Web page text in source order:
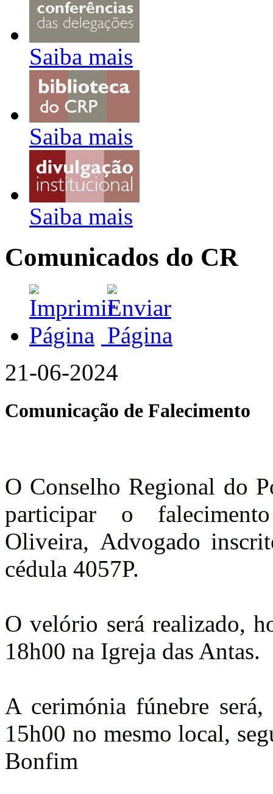
Saiba mais
Saiba mais
Saiba mais
Comunicados do CR
21-06-2024
Comunicação de Falecimento
O Conselho Regional do
participar o
Oliveira, Advogado
cédula 4057P.
O velório será realizado,
18h00 na Igreja das Antas.
A cerimónia fúnebre
15h00 no mesmo local,
Bonfim